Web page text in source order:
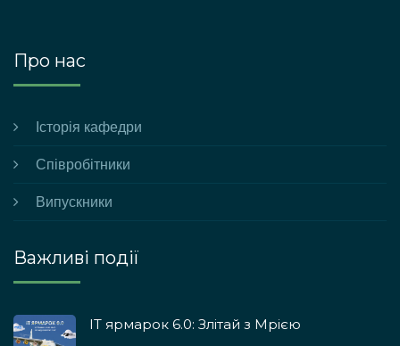
Про нас
Історія кафедри
Співробітники
Випускники
Важливі події
ІТ ярмарок 6.0: Злітай з Мрією